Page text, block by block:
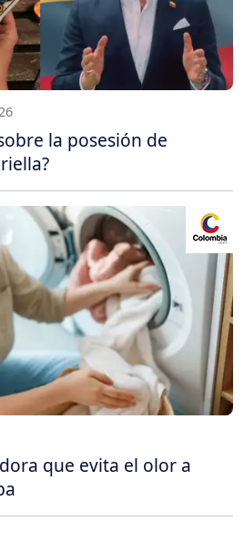
la posesión de
que evita el olor a